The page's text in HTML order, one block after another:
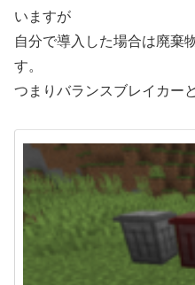
いますが
自分で導入した場合は廃棄
す。
つまりバランスブレイカー